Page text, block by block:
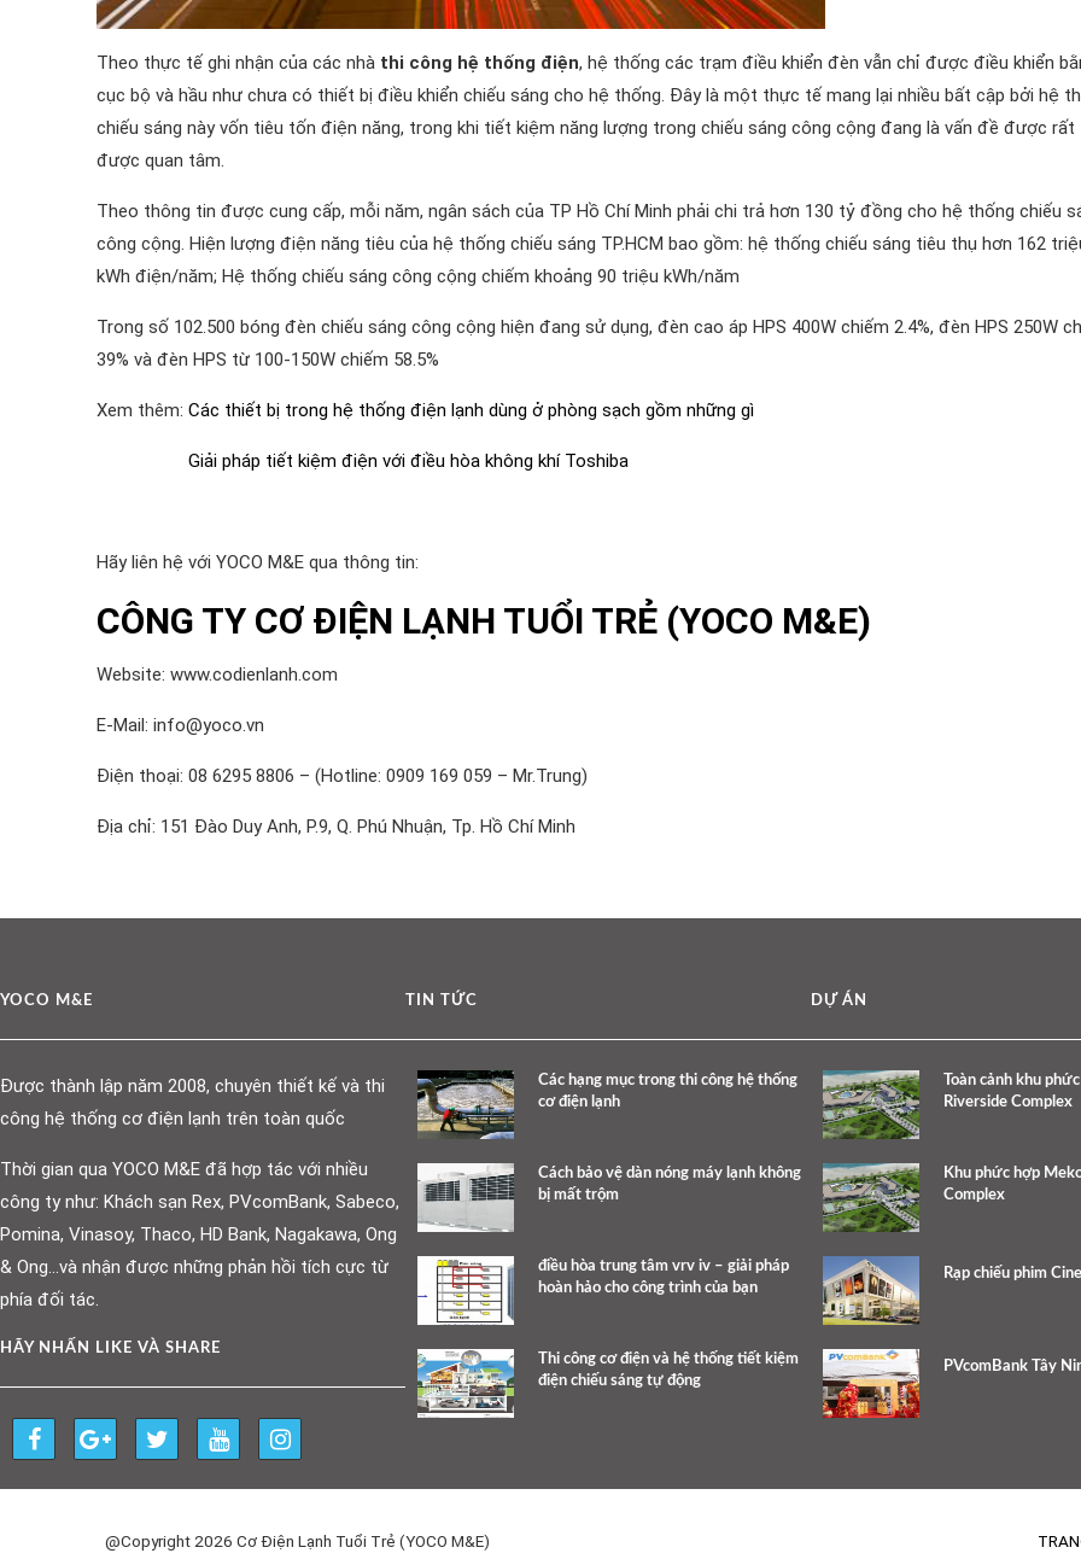
Theo thực tế ghi nhận của các nhà thi công hệ thống điện, hệ thống các trạm điều khiển đèn vẫn chỉ được điều khiển
cục bộ và hầu như chưa có thiết bị điều khiển chiếu sáng cho hệ thống. Đây là một thực tế mang lại nhiều bất cập bởi hệ
chiếu sáng này vốn tiêu tốn điện năng, trong khi tiết kiệm năng lượng trong chiếu sáng công cộng đang là vấn đề được rất
được quan tâm.
Theo thông tin được cung cấp, mỗi năm, ngân sách của TP Hồ Chí Minh phải chi trả hơn 130 tỷ đồng cho hệ thống chiếu
công cộng. Hiện lượng điện năng tiêu của hệ thống chiếu sáng TP.HCM bao gồm: hệ thống chiếu sáng tiêu thụ hơn 162
kWh điện/năm; Hệ thống chiếu sáng công cộng chiếm khoảng 90 triệu kWh/năm
Trong số 102.500 bóng đèn chiếu sáng công cộng hiện đang sử dụng, đèn cao áp HPS 400W chiếm 2.4%, đèn HPS 250W
39% và đèn HPS từ 100-150W chiếm 58.5%
Xem thêm: Các thiết bị trong hệ thống điện lạnh dùng ở phòng sạch gồm những gì
Giải pháp tiết kiệm điện với điều hòa không khí Toshiba
Hãy liên hệ với YOCO M&E qua thông tin:
CÔNG TY CƠ ĐIỆN LẠNH TUỔI TRẺ (YOCO M&E)
Website: www.codienlanh.com
E-Mail: info@yoco.vn
Điện thoại: 08 6295 8806 – (Hotline: 0909 169 059 – Mr.Trung)
Địa chỉ: 151 Đào Duy Anh, P.9, Q. Phú Nhuận, Tp. Hồ Chí Minh
YOCO M&E
Được thành lập năm 2008, chuyên thiết kế và thi
công hệ thống cơ điện lạnh trên toàn quốc
Thời gian qua YOCO M&E đã hợp tác với nhiều
công ty như: Khách sạn Rex, PVcomBank, Sabeco,
Pomina, Vinasoy, Thaco, HD Bank, Nagakawa, Ong
& Ong…và nhận được những phản hồi tích cực từ
phía đối tác.
HÃY NHẤN LIKE VÀ SHARE
TIN TỨC
Các hạng mục trong thi công hệ thống
cơ điện lạnh
Cách bảo vệ dàn nóng máy lạnh không
bị mất trộm
điều hòa trung tâm vrv iv – giải pháp
hoàn hảo cho công trình của bạn
Thi công cơ điện và hệ thống tiết kiệm
điện chiếu sáng tự động
DỰ ÁN
Toàn cảnh khu
Riverside Complex
Khu phức hợp
Complex
Rạp chiếu phim
PVcomBank Tây
@Copyright 2026 Cơ Điện Lạnh Tuổi Trẻ (YOCO M&E)